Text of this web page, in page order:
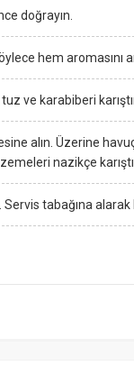
doğrayın.
hem aromasını
ve karabiberi
alın. Üzerine
nazikçe
tabağına